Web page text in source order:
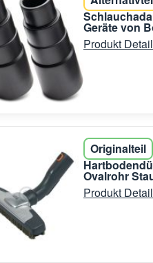
Geräte von
Produkt
Originalteil
Ovalrohr
Produkt